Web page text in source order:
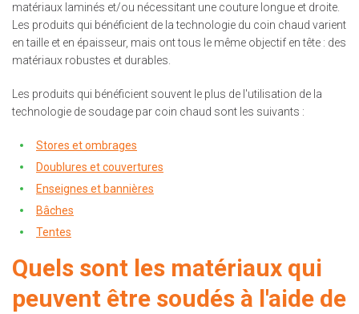
matériaux laminés et/ou nécessitant une couture longue et droite.
Les produits qui bénéficient de la technologie du coin chaud varient
en taille et en épaisseur, mais ont tous le même objectif en tête : des
matériaux robustes et durables.
Les produits qui bénéficient souvent le plus de l'utilisation de la
technologie de soudage par coin chaud sont les suivants :
Stores et ombrages
Doublures et couvertures
Enseignes et bannières
Bâches
Tentes
Quels sont les matériaux qui
peuvent être soudés à l'aide de